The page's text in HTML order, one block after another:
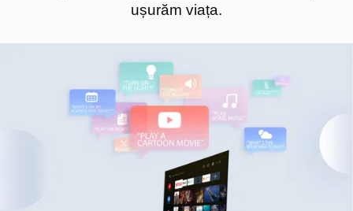
ușurăm viața.